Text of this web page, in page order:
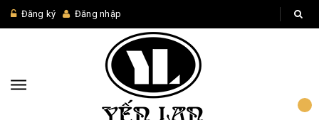
Đăng ký Đăng nhập